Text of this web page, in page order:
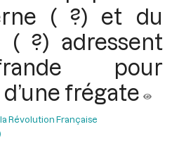
( ?) et du
( ?) adressent
pour
frégate
Révolution Française